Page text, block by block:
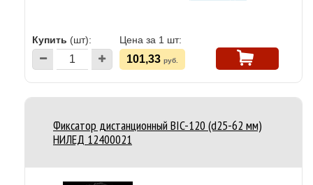
Купить (шт): Цена за 1 шт:
101,33 руб.
Фиксатор дистанционный BIC-120 (d25-62 мм)
НИЛЕД 12400021